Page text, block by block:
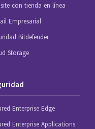
con tienda en línea
Empresarial
Bitdefender
Storage
Enterprise Edge
Enterprise Applications